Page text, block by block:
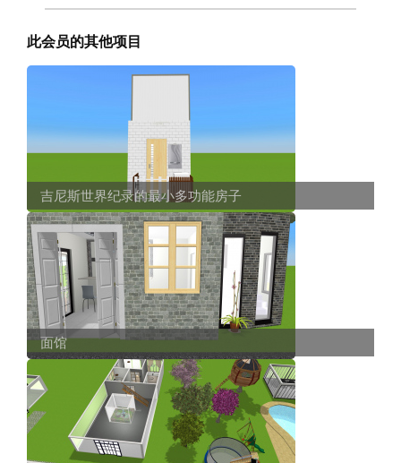
此会员的其他项目
吉尼斯世界纪录的最小多功能房子
面馆